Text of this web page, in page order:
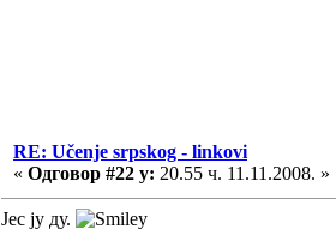
RE: Učenje srpskog - linkovi
« Одговор #22 у: 20.55 ч. 11.11.2008. »
Јес ју ду.